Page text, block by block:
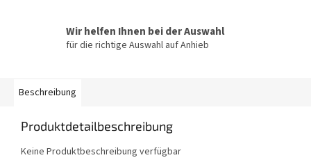
Wir helfen Ihnen bei der Auswahl
für die richtige Auswahl auf Anhieb
Beschreibung
Produktdetailbeschreibung
Keine Produktbeschreibung verfügbar